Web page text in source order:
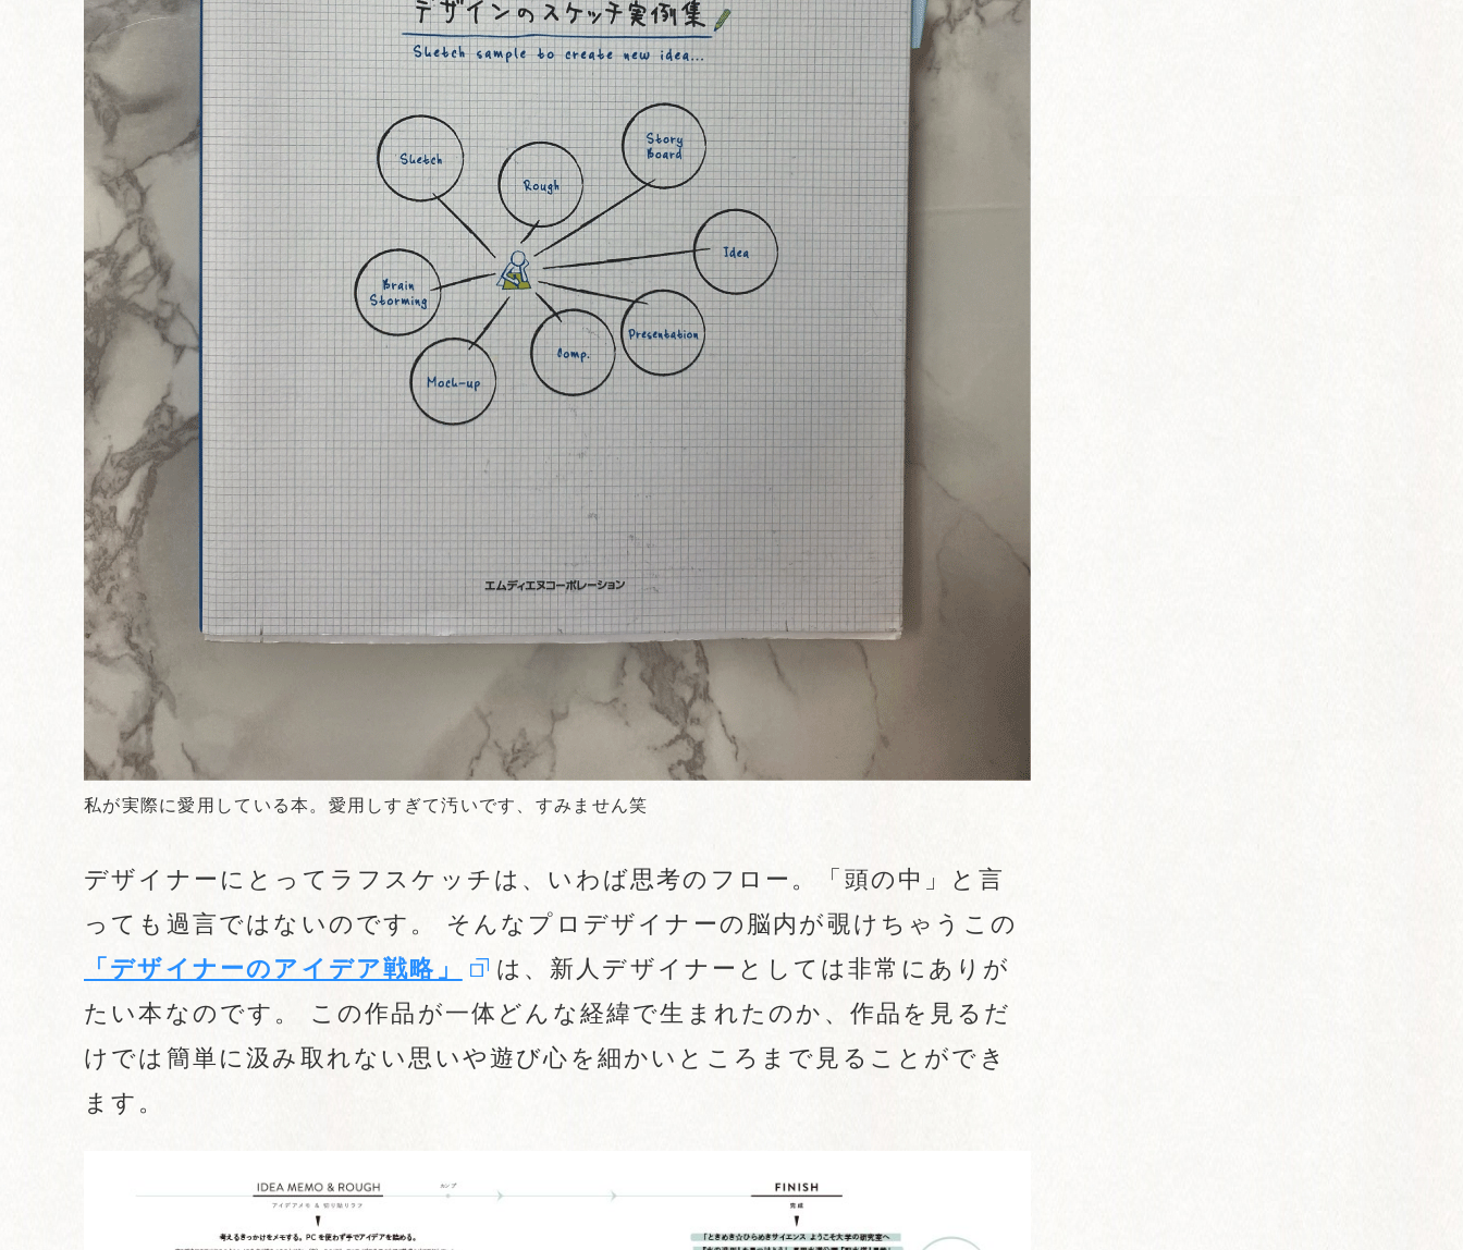
私が実際に愛用している本。愛用しすぎて汚いです、すみません笑
デザイナーにとってラフスケッチは、いわば思考のフロー。「頭の中」と言
っても過言ではないのです。 そんなプロデザイナーの脳内が覗けちゃうこの
「デザイナーのアイデア戦略」
は、新人デザイナーとしては非常にありが
たい本なのです。 この作品が一体どんな経緯で生まれたのか、作品を見るだ
けでは簡単に汲み取れない思いや遊び心を細かいところまで見ることができ
ます。